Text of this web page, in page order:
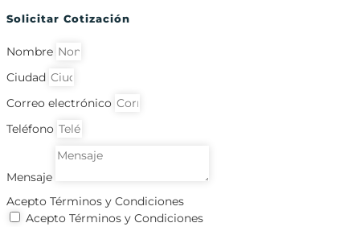
Solicitar Cotización
Nombre
Ciudad
Correo electrónico
Teléfono
Mensaje
Acepto Términos y Condiciones
Acepto Términos y Condiciones